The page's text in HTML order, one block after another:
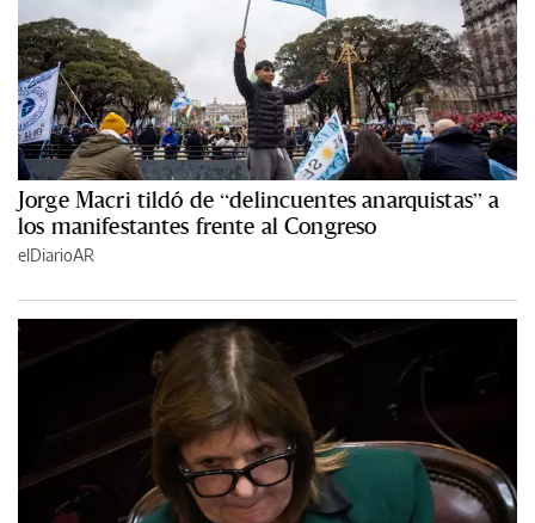
Jorge Macri tildó de “delincuentes anarquistas” a
los manifestantes frente al Congreso
elDiarioAR